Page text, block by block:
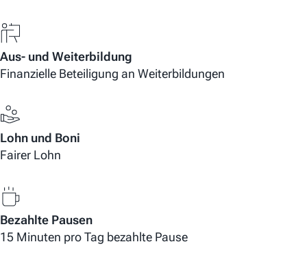
Aus- und Weiterbildung
Finanzielle Beteiligung an Weiterbildungen
Lohn und Boni
Fairer Lohn
Bezahlte Pausen
15 Minuten pro Tag bezahlte Pause